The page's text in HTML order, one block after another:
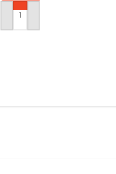
AJOUTER AU PANIER